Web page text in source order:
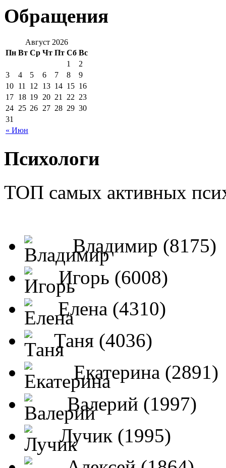
Обращения
Август 2026
Пн Вт Ср Чт Пт Сб Вс
« Июн
1
2
3
4 5 6 7 8
9
10 11 12 13 14 15 16
17 18 19 20 21 22 23
24 25 26 27 28 29 30
31
Психологи
ТОП самых активных
Владимир (8175)
Игорь (6008)
Елена (4310)
Таня (4036)
Екатерина (2891)
Валерий (1997)
Лучик (1995)